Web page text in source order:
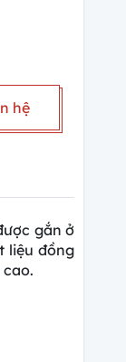
hệ
gắn ở
liệu đồng